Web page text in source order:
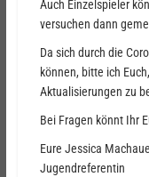
Auch Einzelspieler
versuchen dann
Da sich durch die
können, bitte ich
Aktualisierungen zu
Bei Fragen könnt Ihr
Eure Jessica
Jugendreferentin